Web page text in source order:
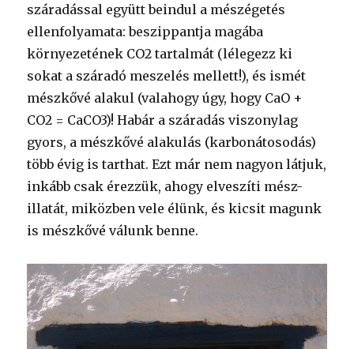
száradással együtt beindul a mészégetés
ellenfolyamata: beszippantja magába
környezetének CO2 tartalmát (lélegezz ki
sokat a száradó meszelés mellett!), és ismét
mészkővé alakul (valahogy úgy, hogy CaO +
CO2 = CaCO3)! Habár a száradás viszonylag
gyors, a mészkővé alakulás (karbonátosodás)
több évig is tarthat. Ezt már nem nagyon látjuk,
inkább csak érezzük, ahogy elveszíti mész-
illatát, miközben vele élünk, és kicsit magunk
is mészkővé válunk benne.